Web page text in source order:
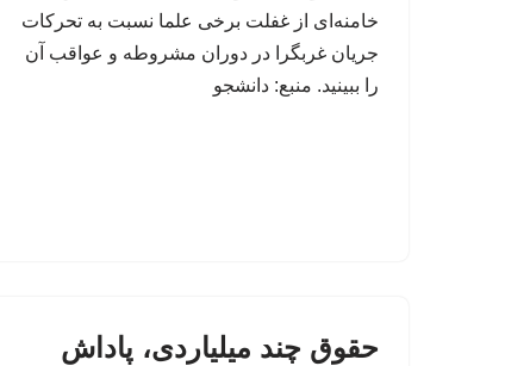
خامنه‌ای از غفلت برخی علما نسبت به تحرکات
جریان غربگرا در دوران مشروطه و عواقب آن
را ببینید. منبع: دانشجو
حقوق چند میلیاردی، پاداش